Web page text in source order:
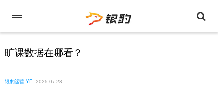
旷课数据在哪看？
银豹运营-YF 2025-07-28